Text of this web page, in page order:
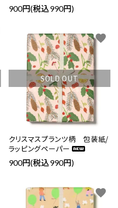
900円(税込990円)
SOLD OUT
クリスマスプランツ柄 包装紙/
ラッピングペーパー
900円(税込990円)
favorite
favorite